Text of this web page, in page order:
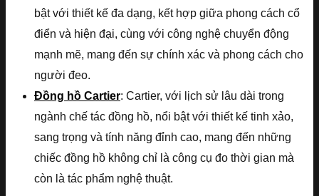
bật với thiết kế đa dạng, kết hợp giữa phong cách cổ
điển và hiện đại, cùng với công nghệ chuyển động
mạnh mẽ, mang đến sự chính xác và phong cách cho
người đeo.
Đồng hồ Cartier: Cartier, với lịch sử lâu dài trong
ngành chế tác đồng hồ, nổi bật với thiết kế tinh xảo,
sang trọng và tính năng đỉnh cao, mang đến những
chiếc đồng hồ không chỉ là công cụ đo thời gian mà
còn là tác phẩm nghệ thuật.